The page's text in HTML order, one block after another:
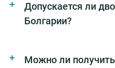
Допускается ли
Болгарии?
Можно ли получить